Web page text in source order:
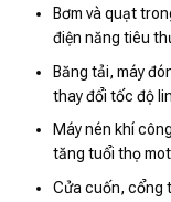
Bơm và quạt
điện năng tiêu
Băng tải, máy
thay đổi tốc độ
Máy nén khí
tăng tuổi thọ
Cửa cuốn, cổng